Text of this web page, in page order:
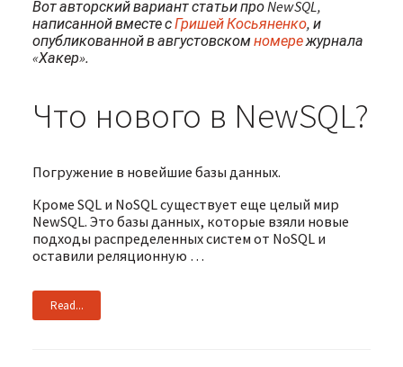
Вот авторский вариант статьи про NewSQL,
написанной вместе сГришей Косьяненко, и
опубликованной в августовскомномережурнала
«Хакер».
Что нового в NewSQL?
Погружение в новейшие базы данных.
Кроме SQL и NoSQL существует еще целый мир
NewSQL. Это базы данных, которые взяли новые
подходы распределенных систем от NoSQL и
оставили реляционную …
Read...